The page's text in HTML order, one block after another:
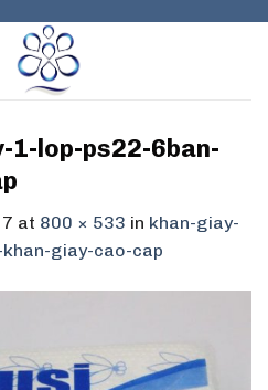
1-lop-ps22-6ban-
at 800 × 533 in khan-giay-
giay-cao-cap